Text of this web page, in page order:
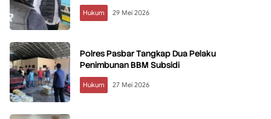
Hukum 29 Mei 2026
Polres Pasbar Tangkap Dua Pelaku
Penimbunan BBM Subsidi
Hukum 27 Mei 2026